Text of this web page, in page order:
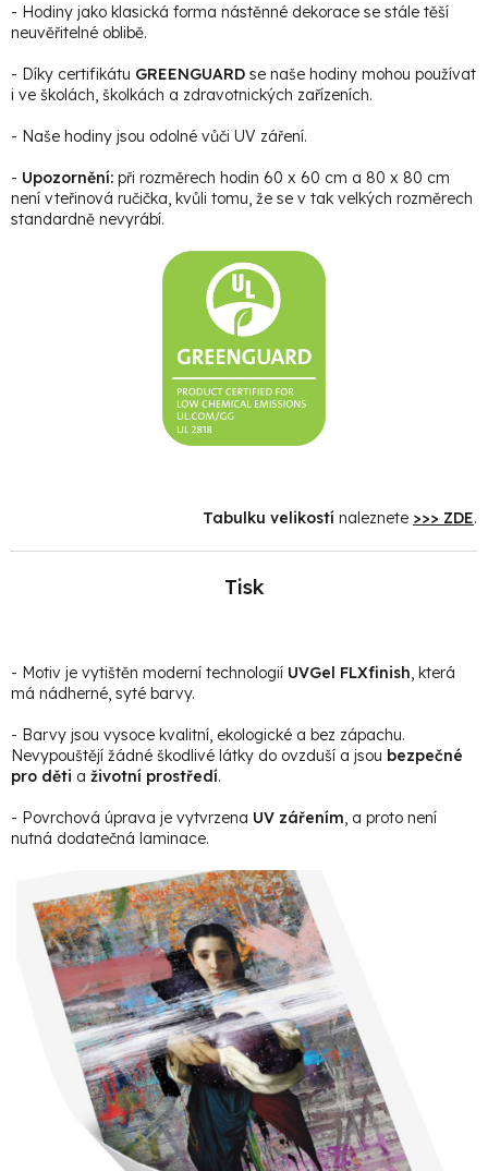
- Hodiny jako klasická forma nástěnné dekorace se stále těší
neuvěřitelné oblibě.
- Díky certifikátu GREENGUARD se naše hodiny mohou používat
i ve školách, školkách a zdravotnických zařízeních.
- Naše hodiny jsou odolné vůči UV záření.
- Upozornění: při rozměrech hodin 60 x 60 cm a 80 x 80 cm
není vteřinová ručička, kvůli tomu, že se v tak velkých rozměrech
standardně nevyrábí.
Tabulku velikostí naleznete >>> ZDE.
Tisk
- Motiv je vytištěn moderní technologií UVGel FLXfinish, která
má nádherné, syté barvy.
- Barvy jsou vysoce kvalitní, ekologické a bez zápachu.
Nevypouštějí žádné škodlivé látky do ovzduší a jsou bezpečné
pro děti a životní prostředí.
- Povrchová úprava je vytvrzena UV zářením, a proto není
nutná dodatečná laminace.